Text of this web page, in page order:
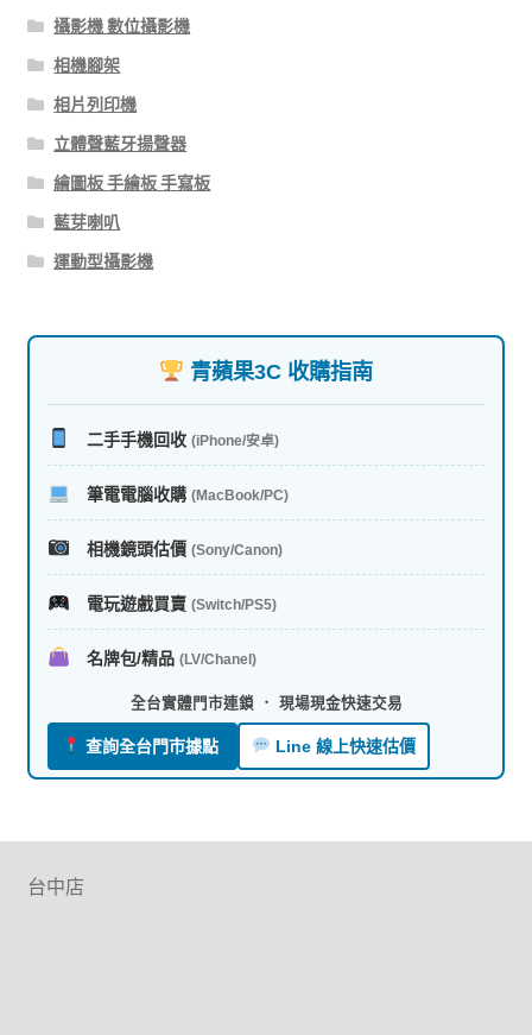
攝影機 數位攝影機
相機腳架
相片列印機
立體聲藍牙揚聲器
繪圖板 手繪板 手寫板
藍芽喇叭
運動型攝影機
青蘋果3C 收購指南
二手手機回收 (iPhone/安卓)
筆電電腦收購 (MacBook/PC)
相機鏡頭估價 (Sony/Canon)
電玩遊戲買賣 (Switch/PS5)
名牌包/精品 (LV/Chanel)
全台實體門市連鎖 ． 現場現金快速交易
查詢全台門市據點 Line 線上快速估價
台中店